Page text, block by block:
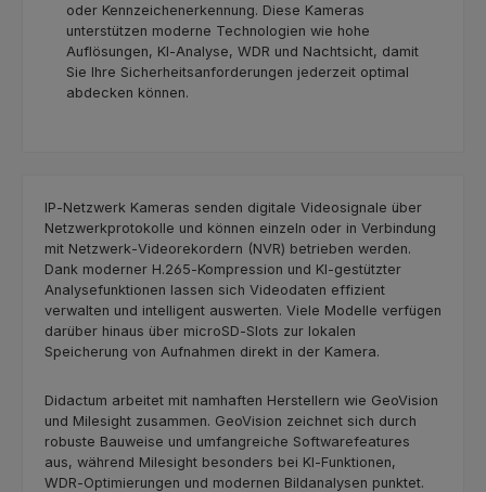
oder Kennzeichenerkennung. Diese Kameras
unterstützen moderne Technologien wie hohe
Auflösungen, KI‑Analyse, WDR und Nachtsicht, damit
Sie Ihre Sicherheitsanforderungen jederzeit optimal
abdecken können.
IP‑Netzwerk Kameras senden digitale Videosignale über
Netzwerkprotokolle und können einzeln oder in Verbindung
mit Netzwerk‑Videorekordern (NVR) betrieben werden.
Dank moderner H.265‑Kompression und KI‑gestützter
Analysefunktionen lassen sich Videodaten effizient
verwalten und intelligent auswerten. Viele Modelle verfügen
darüber hinaus über microSD‑Slots zur lokalen
Speicherung von Aufnahmen direkt in der Kamera.
Didactum arbeitet mit namhaften Herstellern wie GeoVision
und Milesight zusammen. GeoVision zeichnet sich durch
robuste Bauweise und umfangreiche Softwarefeatures
aus, während Milesight besonders bei KI‑Funktionen,
WDR‑Optimierungen und modernen Bildanalysen punktet.